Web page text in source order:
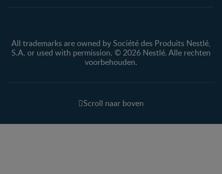
All trademarks are owned by Société des Produits Nestlé,
S.A. or used with permission. © 2026 Nestlé. Alle rechten
voorbehouden.
Scroll naar boven